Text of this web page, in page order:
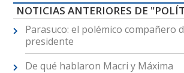
NOTICIAS ANTERIORES DE
Parasuco: el polémico compañero
presidente
De qué hablaron Macri y Máxima